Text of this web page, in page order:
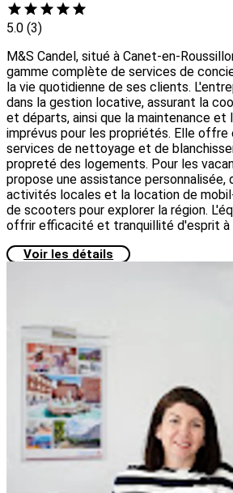
5.0 (3)
M&S Candel, situé à Canet-en-
gamme complète de services de
la vie quotidienne de ses clients.
dans la gestion locative, assurant la
et départs, ainsi que la maintenance et
imprévus pour les propriétés. Elle offre
services de nettoyage et de
propreté des logements. Pour les
propose une assistance personnalisée,
activités locales et la location de
de scooters pour explorer la région.
offrir efficacité et tranquillité d'esprit à
Voir les détails